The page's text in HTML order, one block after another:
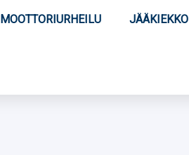
MOOTTORIURHEILU JÄÄKIEKKO